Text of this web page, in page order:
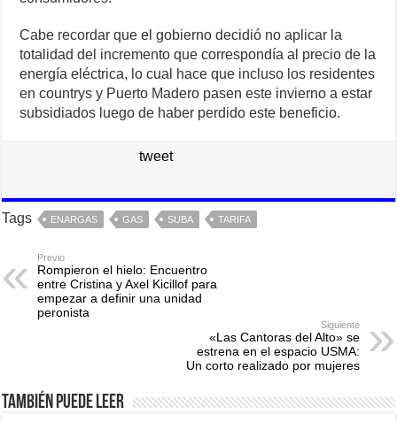
Cabe recordar que el gobierno decidió no aplicar la
totalidad del incremento que correspondía al precio de la
energía eléctrica, lo cual hace que incluso los residentes
en countrys y Puerto Madero pasen este invierno a estar
subsidiados luego de haber perdido este beneficio.
tweet
Tags ENARGAS GAS SUBA TARIFA
Previo
Rompieron el hielo: Encuentro
entre Cristina y Axel Kicillof para
empezar a definir una unidad
peronista
Siguiente
«Las Cantoras del Alto» se
estrena en el espacio USMA:
Un corto realizado por mujeres
También puede leer